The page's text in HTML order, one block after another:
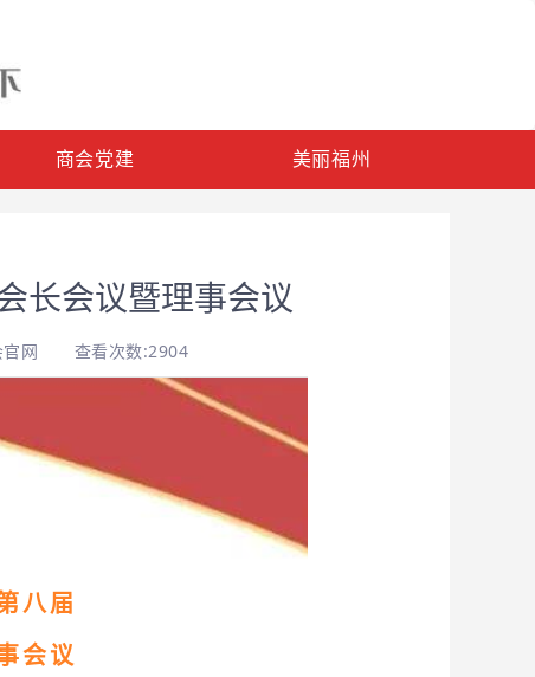
商会党建 美丽福州
长会议暨理事会议
网 查看次数:2904
八届
会议